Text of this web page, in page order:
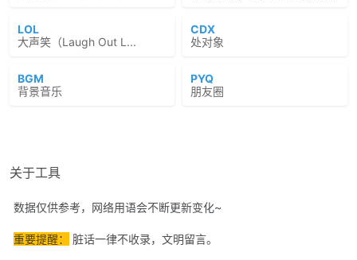
LOL
大声笑（Laugh Out L...
CDX
处对象
BGM
背景音乐
PYQ
朋友圈
关于工具
数据仅供参考，网络用语会不断更新变化~
重要提醒： 脏话一律不收录，文明留言。